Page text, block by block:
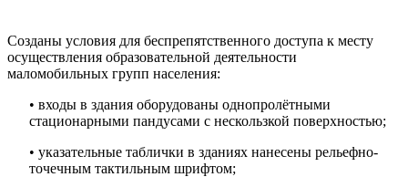
Созданы условия для беспрепятственного доступа к месту
осуществления образовательной деятельности
маломобильных групп населения:
• входы в здания оборудованы однопролётными
стационарными пандусами с нескользкой поверхностью;
• указательные таблички в зданиях нанесены рельефно-
точечным тактильным шрифтом;